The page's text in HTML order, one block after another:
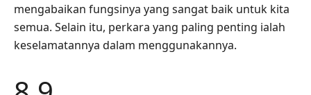
mengabaikan fungsinya yang sangat baik untuk kita
semua. Selain itu, perkara yang paling penting ialah
keselamatannya dalam menggunakannya.